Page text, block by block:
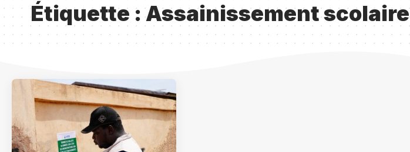
Étiquette :Assainissement scolaire